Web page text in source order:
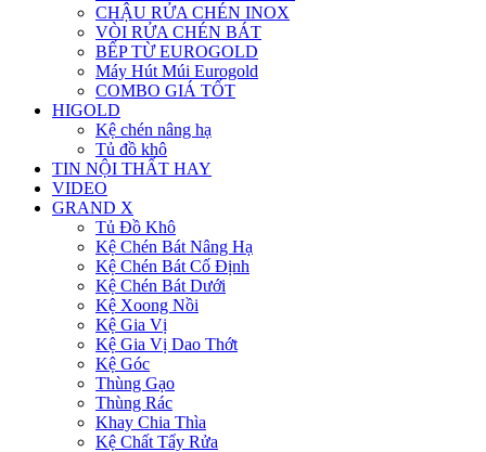
CHẬU RỬA CHÉN INOX
VÒI RỬA CHÉN BÁT
BẾP TỪ EUROGOLD
Máy Hút Múi Eurogold
COMBO GIÁ TỐT
HIGOLD
Kệ chén nâng hạ
Tủ đồ khô
TIN NỘI THẤT HAY
VIDEO
GRAND X
Tủ Đồ Khô
Kệ Chén Bát Nâng Hạ
Kệ Chén Bát Cố Định
Kệ Chén Bát Dưới
Kệ Xoong Nồi
Kệ Gia Vị
Kệ Gia Vị Dao Thớt
Kệ Góc
Thùng Gạo
Thùng Rác
Khay Chia Thìa
Kệ Chất Tẩy Rửa